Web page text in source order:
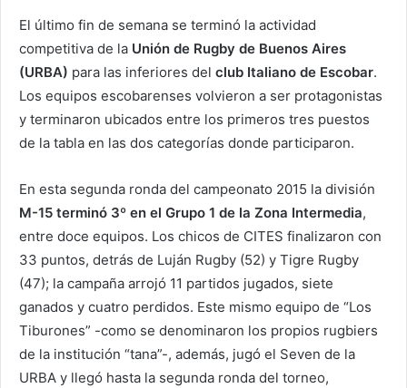
El último fin de semana se terminó la actividad
competitiva de la Unión de Rugby de Buenos Aires
(URBA) para las inferiores del club Italiano de Escobar.
Los equipos escobarenses volvieron a ser protagonistas
y terminaron ubicados entre los primeros tres puestos
de la tabla en las dos categorías donde participaron.
En esta segunda ronda del campeonato 2015 la división
M-15 terminó 3º en el Grupo 1 de la Zona Intermedia,
entre doce equipos. Los chicos de CITES finalizaron con
33 puntos, detrás de Luján Rugby (52) y Tigre Rugby
(47); la campaña arrojó 11 partidos jugados, siete
ganados y cuatro perdidos. Este mismo equipo de “Los
Tiburones” -como se denominaron los propios rugbiers
de la institución “tana”-, además, jugó el Seven de la
URBA y llegó hasta la segunda ronda del torneo,